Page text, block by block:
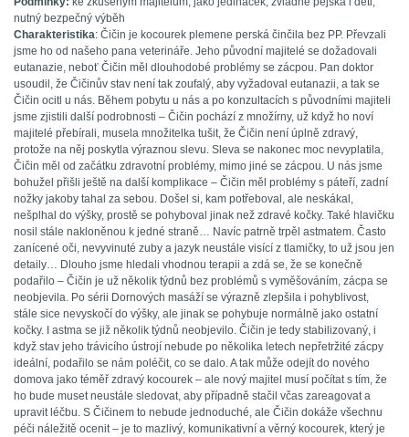
nutný bezpečný výběh
Charakteristika: Čičin je kocourek plemene perská činčila bez PP. Převzali
jsme ho od našeho pana veterináře. Jeho původní majitelé se dožadovali
eutanazie, neboť Čičin měl dlouhodobé problémy se zácpou. Pan doktor
usoudil, že Čičinův stav není tak zoufalý, aby vyžadoval eutanazii, a tak se
Čičin ocitl u nás. Během pobytu u nás a po konzultacích s původními majiteli
jsme zjistili další podrobnosti – Čičin pochází z množírny, už když ho noví
majitelé přebírali, musela množitelka tušit, že Čičin není úplně zdravý,
protože na něj poskytla výraznou slevu. Sleva se nakonec moc nevyplatila,
Čičin měl od začátku zdravotní problémy, mimo jiné se zácpou. U nás jsme
bohužel přišli ještě na další komplikace – Čičin měl problémy s páteří, zadní
nožky jakoby tahal za sebou. Došel si, kam potřeboval, ale neskákal,
nešplhal do výšky, prostě se pohyboval jinak než zdravé kočky. Také hlavičku
nosil stále nakloněnou k jedné straně… Navíc patrně trpěl astmatem. Často
zanícené oči, nevyvinuté zuby a jazyk neustále visící z tlamičky, to už jsou jen
detaily… Dlouho jsme hledali vhodnou terapii a zdá se, že se konečně
podařilo – Čičin je už několik týdnů bez problémů s vyměšováním, zácpa se
neobjevila. Po sérii Dornových masáží se výrazně zlepšila i pohyblivost,
stále sice nevyskočí do výšky, ale jinak se pohybuje normálně jako ostatní
kočky. I astma se již několik týdnů neobjevilo. Čičin je tedy stabilizovaný, i
když stav jeho trávicího ústrojí nebude po několika letech nepřetržité zácpy
ideální, podařilo se nám poléčit, co se dalo. A tak může odejít do nového
domova jako téměř zdravý kocourek – ale nový majitel musí počítat s tím, že
ho bude muset neustále sledovat, aby případně stačil včas zareagovat a
upravit léčbu. S Čičinem to nebude jednoduché, ale Čičin dokáže všechnu
péči náležitě ocenit – je to mazlivý, komunikativní a věrný kocourek, který je